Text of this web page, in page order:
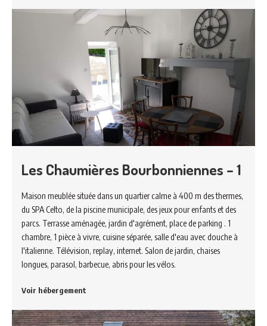
Les Chaumières Bourbonniennes – 1
Maison meublée située dans un quartier calme à 400 m des thermes,
du SPA Celto, de la piscine municipale, des jeux pour enfants et des
parcs. Terrasse aménagée, jardin d'agrément, place de parking . 1
chambre, 1 pièce à vivre, cuisine séparée, salle d'eau avec douche à
l'italienne. Télévision, replay, internet. Salon de jardin, chaises
longues, parasol, barbecue, abris pour les vélos.
Voir hébergement